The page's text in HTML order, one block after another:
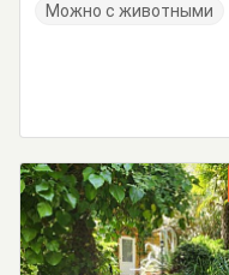
Можно с животными